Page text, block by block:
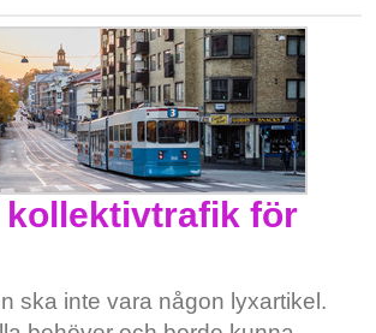
kollektivtrafik för
ska inte vara någon lyxartikel.